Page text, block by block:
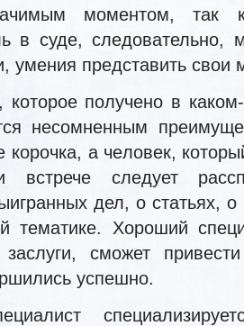
моментом, так
в суде, следовательно,
умения представить свои
которое получено в
несомненным
корочка, а человек,
встрече следует
дел, о статьях,
тематике. Хороший
заслуги, сможет
успешно.